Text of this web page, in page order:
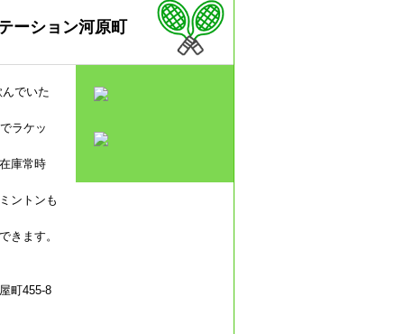
ーション河原町
でいた
ラケッ
庫常時
ントンも
きます。
町455-8